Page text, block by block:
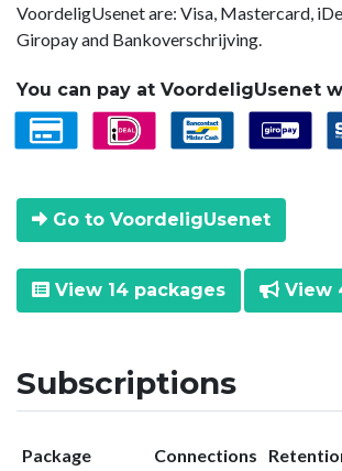
VoordeligUsenet are: Visa, Mastercard,
Giropay and Bankoverschrijving.
You can pay at VoordeligUsenet
Go to VoordeligUsenet
View 14 packages View
Subscriptions
Package Connections